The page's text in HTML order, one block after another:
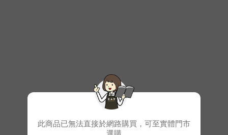
此商品已無法直接於網路購買，可至實體門市
選購